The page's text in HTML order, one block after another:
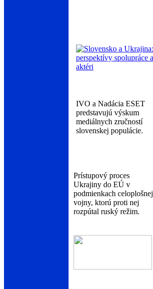
IVO a Nadácia ESET
predstavujú výskum
mediálnych zručností
slovenskej populácie.
Prístupový proces
Ukrajiny do EÚ v
podmienkach celoplošnej
vojny, ktorú proti nej
rozpútal ruský režim.